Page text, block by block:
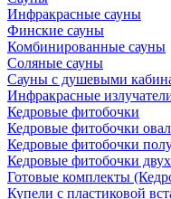
Инфракрасные сауны
Финские сауны
Комбинированные сауны
Соляные сауны
Сауны с душевыми
Инфракрасные
Кедровые фитобочки
Кедровые фитобочки
Кедровые фитобочки
Кедровые фитобочки
Готовые комплекты
Купели с пластиковой